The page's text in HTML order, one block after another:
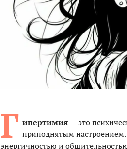
Г ипертимия — это
приподнятым
энергичностью и